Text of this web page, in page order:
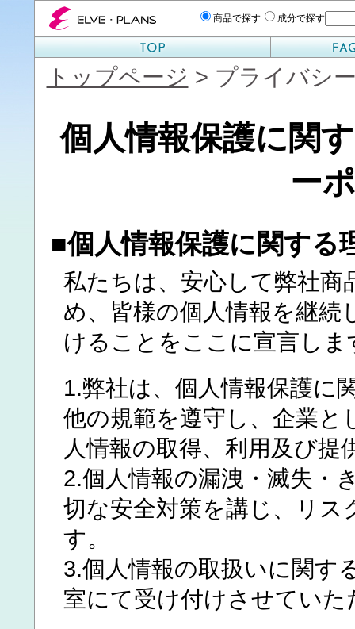
エルベプランズ ELVE-PLANS
商品で探す 成分で探す
トップページ > プライバシ
個人情報保護に関
ー
■個人情報保護に関する
私たちは、安心して弊社
め、皆様の個人情報を継
けることをここに宣言しま
1.弊社は、個人情報保護に
他の規範を遵守し、企業と
人情報の取得、利用及び提
2.個人情報の漏洩・滅失・
切な安全対策を講じ、リス
す。
3.個人情報の取扱いに関す
室にて受け付けさせていた